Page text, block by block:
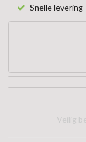
Snelle levering
Veilig